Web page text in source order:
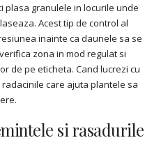
plasa granulele in locurile unde
Acest tip de control al
inainte ca daunele sa se
zona in mod regulat si
de pe eticheta. Cand lucrezi cu
care ajuta plantele sa
si rasadurile